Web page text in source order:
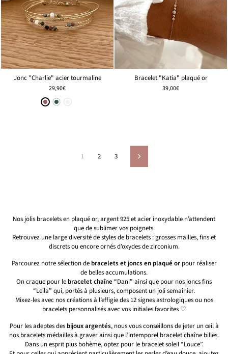
Jonc "Charlie" acier tourmaline
29,90€
Bracelet "Katia" plaqué or
39,00€
1 2 3 Suivant
Nos jolis bracelets en plaqué or, argent 925 et acier inoxydable n’attendent
que de sublimer vos poignets.
Retrouvez une large diversité de styles de bracelets : grosses mailles, fins et
discrets ou encore ornés d’oxydes de zirconium.
Parcourez notre sélection de bracelets et joncs en plaqué orpour réaliser
de belles accumulations.
On craque pour le bracelet chaîne “Dani” ainsi que pour nos joncs fins
“Leila” qui, portés à plusieurs, composent un joli semainier.
Mixez-les avec nos créations à l’effigie des 12 signes astrologiques ou nos
bracelets personnalisésavec vos initiales favorites ♡
Pour les adeptes des bijoux argentés, nous vous conseillons de jeter un œil à
nos bracelets médailles à graverainsi que l’intemporel bracelet chaîne billes.
Dans un esprit plus bohème, optez pour le bracelet soleil “Louce”.